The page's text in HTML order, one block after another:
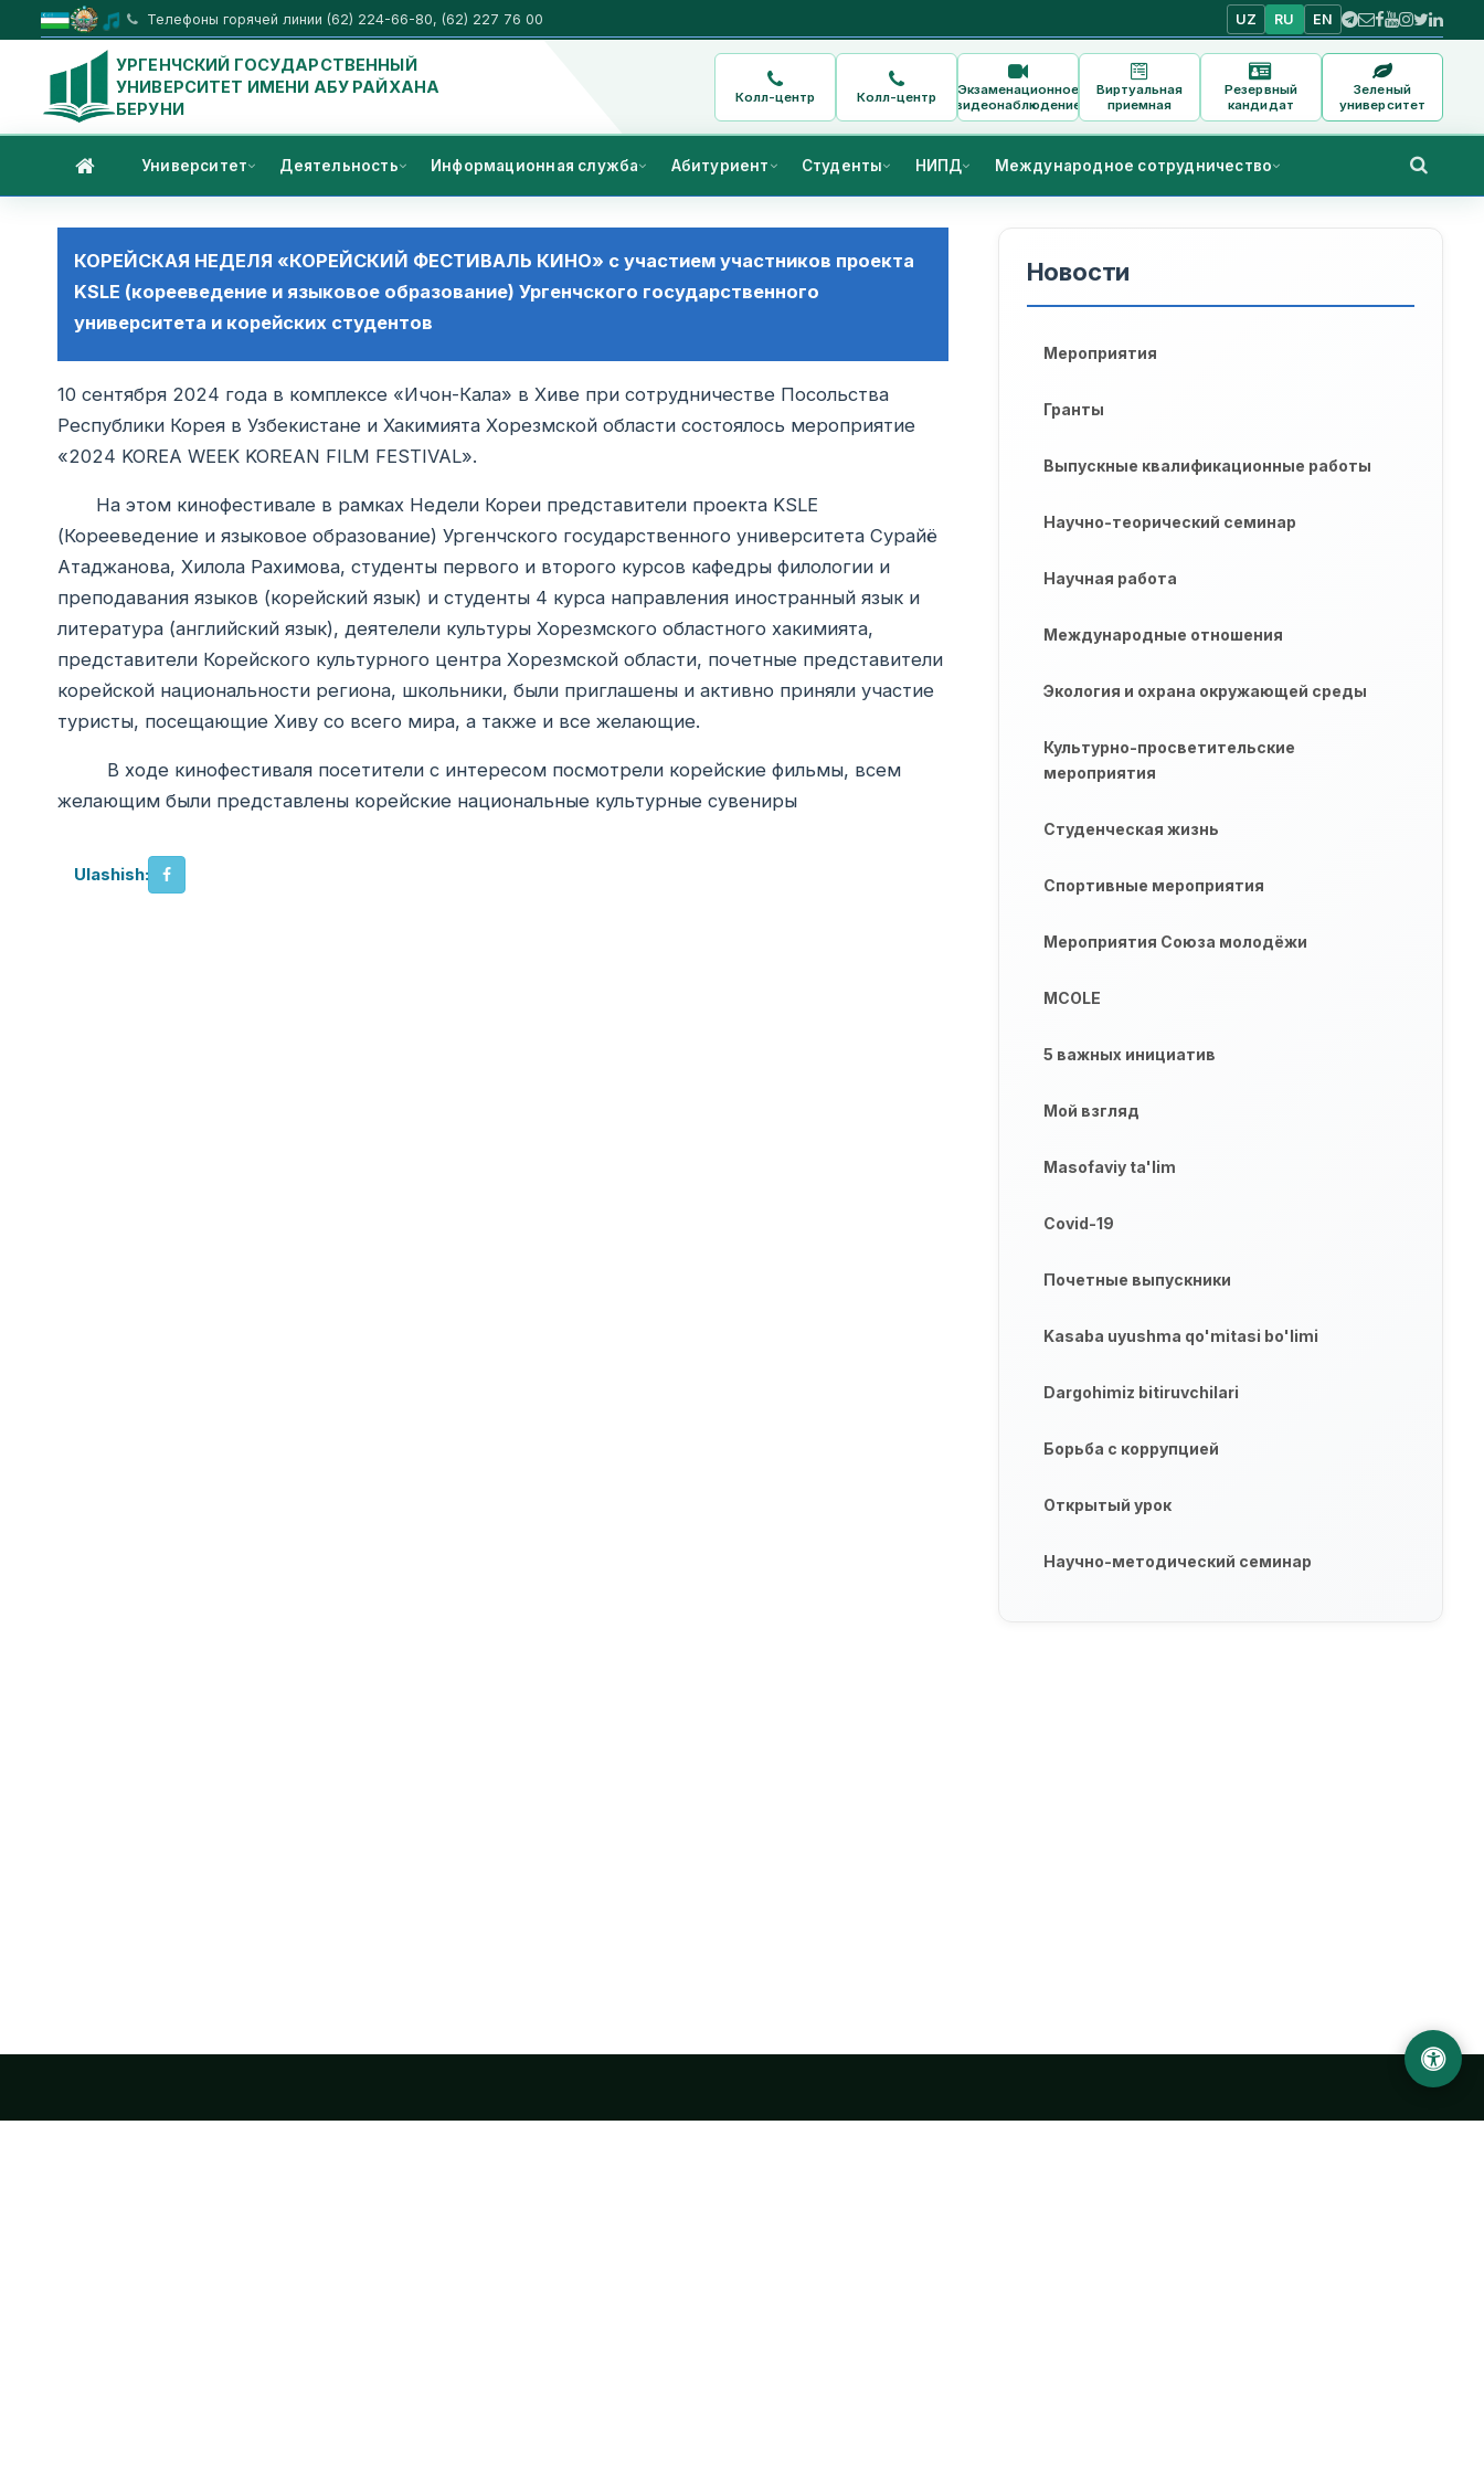
Телефоны горячей линии (62) 224-66-80, (62) 227 76 00 UZ RU EN
УРГЕНЧСКИЙ ГОСУДАРСТВЕННЫЙ
УНИВЕРСИТЕТ ИМЕНИ АБУ РАЙХАНА
БЕРУНИ
Колл-центр Колл-центр
Экзаменационное
видеонаблюдение
Виртуальная
приемная
Резервный
кандидат
Зеленый
университет
Университет Деятельность Информационная служба Абитуриент Студенты НИПД Международное сотрудничество
КОРЕЙСКАЯ НЕДЕЛЯ «КОРЕЙСКИЙ ФЕСТИВАЛЬ КИНО» с участием участников проекта
KSLE (корееведение и языковое образование) Ургенчского государственного
университета и корейских студентов
10 сентября 2024 года в комплексе «Ичон-Кала» в Хиве при сотрудничестве Посольства
Республики Корея в Узбекистане и Хакимията Хорезмской области состоялось мероприятие
«2024 KOREA WEEK KOREAN FILM FESTIVAL».
На этом кинофестивале в рамках Недели Кореи представители проекта KSLE
(Корееведение и языковое образование) Ургенчского государственного университета Сурайё
Атаджанова, Хилола Рахимова, студенты первого и второго курсов кафедры филологии и
преподавания языков (корейский язык) и студенты 4 курса направления иностранный язык и
литература (английский язык), деятелели культуры Хорезмского областного хакимията,
представители Корейского культурного центра Хорезмской области, почетные представители
корейской национальности региона, школьники, были приглашены и активно приняли участие
туристы, посещающие Хиву со всего мира, а также и все желающие.
В ходе кинофестиваля посетители с интересом посмотрели корейские фильмы, всем
желающим были представлены корейские национальные культурные сувениры
Ulashish:
Новости
Мероприятия
Гранты
Выпускные квалификационные работы
Научно-теорический семинар
Научная работа
Международные отношения
Экология и охрана окружающей среды
Культурно-просветительские
мероприятия
Студенческая жизнь
Спортивные мероприятия
Мероприятия Союза молодёжи
MCOLE
5 важных инициатив
Мой взгляд
Masofaviy ta'lim
Covid-19
Почетные выпускники
Kasaba uyushma qo'mitasi bo'limi
Dargohimiz bitiruvchilari
Борьба с коррупцией
Открытый урок
Научно-методический семинар